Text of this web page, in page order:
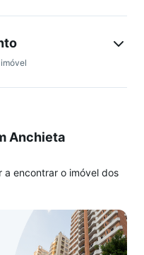
mudanças sem
ilustrativas, sendo
deverá ser constatado
Anchieta
a encontrar o imóvel dos